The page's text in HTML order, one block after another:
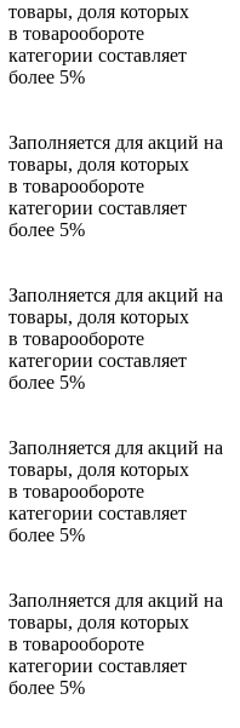
товары, доля которых
в товаро­обороте
категории составляет
более 5%
Заполняется для акций на
товары, доля которых
в товаро­обороте
категории составляет
более 5%
Заполняется для акций на
товары, доля которых
в товаро­обороте
категории составляет
более 5%
Заполняется для акций на
товары, доля которых
в товаро­обороте
категории составляет
более 5%
Заполняется для акций на
товары, доля которых
в товаро­обороте
категории составляет
более 5%